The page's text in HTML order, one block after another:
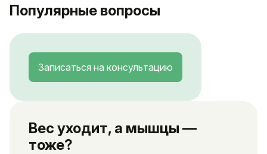
Популярные вопросы
Записаться на консультацию
Вес уходит, а мышцы —
тоже?